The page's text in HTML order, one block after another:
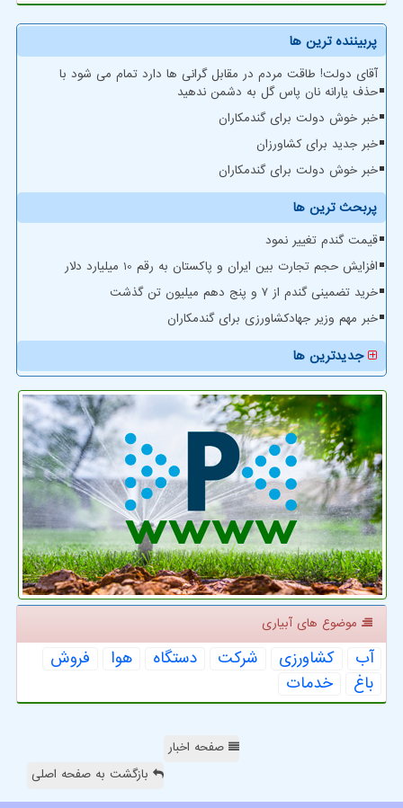
پربیننده ترین ها
آقای دولت! طاقت مردم در مقابل گرانی ها دارد تمام می شود با
حذف یارانه نان پاس گل به دشمن ندهید
خبر خوش دولت برای گندمکاران
خبر جدید برای کشاورزان
خبر خوش دولت برای گندمکاران
پربحث ترین ها
قیمت گندم تغییر نمود
افزایش حجم تجارت بین ایران و پاکستان به رقم 10 میلیارد دلار
خرید تضمینی گندم از ۷ و پنج دهم میلیون تن گذشت
خبر مهم وزیر جهادکشاورزی برای گندمکاران
جدیدترین ها
موضوع های آبیاری
آب كشاورزی شركت دستگاه هوا
فروش
باغ
خدمات
صفحه اخبار
بازگشت به صفحه اصلی